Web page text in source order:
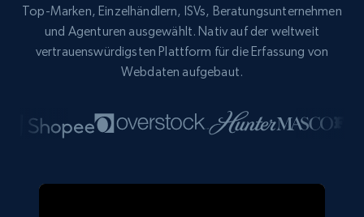
Top-Marken, Einzelhändlern, ISVs, Beratungsunternehmen
und Agenturen ausgewählt. Nativ auf der weltweit
vertrauenswürdigsten Plattform für die Erfassung von
Webdaten aufgebaut.